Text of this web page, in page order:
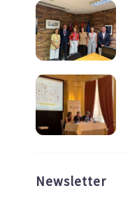
Newsletter